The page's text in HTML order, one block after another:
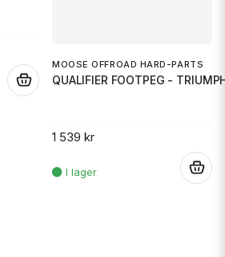
MOOSE OFFROAD HARD-PARTS
QUALIFIER FOOTPEG -
1 539 kr